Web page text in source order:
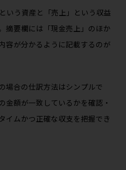
いう資産と「売上」という収益
摘要欄には「現金売上」のほか
容が分かるように記載するのが
場合の仕訳方法はシンプルで
金額が一致しているかを確認・
イムかつ正確な収支を把握でき